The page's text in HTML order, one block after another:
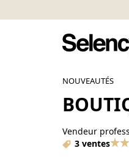
NOUVEAUTÉS
Vendeur
3 ventes